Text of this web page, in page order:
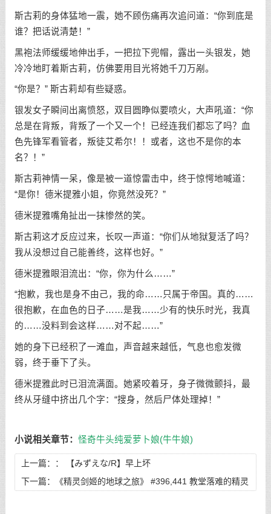
斯古莉的身体猛地一震，她不顾伤痛再次追问道：“你到底是
谁？把话说清楚！”
黑袍法师缓缓地伸出手，一把拉下兜帽，露出一头银发，她
冷冷地盯着斯古莉，仿佛要用目光将她千刀万剐。
“你是？” 斯古莉却有些疑惑。
银发女子瞬间出离愤怒，双目圆睁似要喷火，大声吼道：“你
总是在背叛，背叛了一个又一个！已经连我们都忘了吗？血
色先锋军看管者，叛徒艾希尔！！或者，这也不是你的本
名？！”
斯古莉神情一呆，像是被一道惊雷击中，终于惊愕地喊道：
“是你！德米提雅小姐，你竟然没死？”
德米提雅嘴角扯出一抹惨然的笑。
斯古莉这才反应过来，长叹一声道：“你们从地狱复活了吗？
我从没想过自己能善终，这样也好。”
德米提雅眼泪流出：“你，你为什么……”
“抱歉，我也是身不由己，我的命……只属于帝国。真的……
很抱歉，在血色的日子……是我……少有的快乐时光，我真
的……没料到会这样……对不起……”
她的身下已经积了一滩血，声音越来越低，气息也愈发微
弱，终于垂下了头。
德米提雅此时已泪流满面。她紧咬着牙，身子微微颤抖，最
终从牙缝中挤出几个字：“搜身，然后尸体处理掉！”
小说相关章节： 怪奇牛头纯爱萝卜娘(牛牛娘)
上一篇：：
【みずえな/R】早上坏
下一篇：
《精灵剑姬的地球之旅》 #396,441 教堂落难的精灵